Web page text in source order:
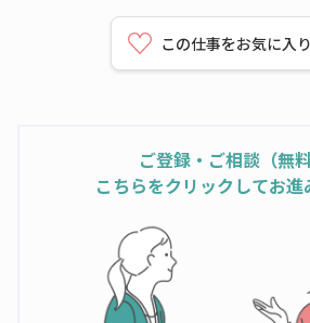
この仕事をお気に入
ご登録・ご相談（無
こちらをクリックしてお進